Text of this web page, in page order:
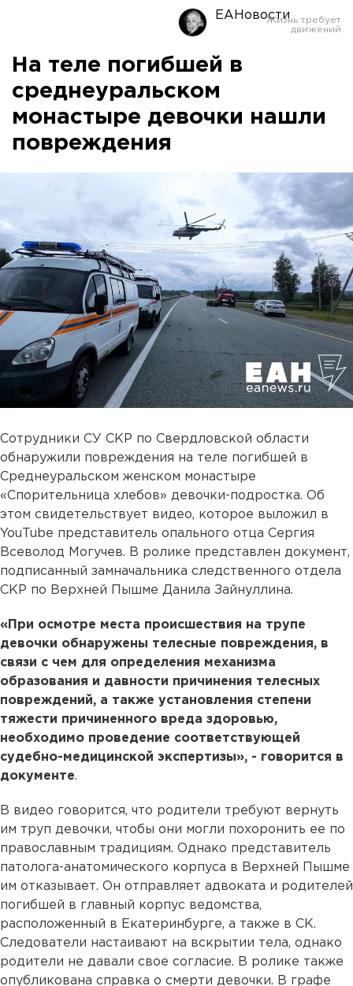
ЕАНовости
На теле погибшей в
среднеуральском
монастыре девочки нашли
повреждения
Сотрудники СУ СКР по Свердловской области
обнаружили повреждения на теле погибшей в
Среднеуральском женском монастыре
«Спорительница хлебов» девочки-подростка. Об
этом свидетельствует видео, которое выложил в
YouTube представитель опального отца Сергия
Всеволод Могучев. В ролике представлен документ,
подписанный замначальника следственного отдела
СКР по Верхней Пышме Данила Зайнуллина.
«При осмотре места происшествия на трупе
девочки обнаружены телесные повреждения, в
связи с чем для определения механизма
образования и давности причинения телесных
повреждений, а также установления степени
тяжести причиненного вреда здоровью,
необходимо проведение соответствующей
судебно-медицинской экспертизы», - говорится в
документе.
В видео говорится, что родители требуют вернуть
им труп девочки, чтобы они могли похоронить ее по
православным традициям. Однако представитель
патолога-анатомического корпуса в Верхней Пышме
им отказывает. Он отправляет адвоката и родителей
погибшей в главный корпус ведомства,
расположенный в Екатеринбурге, а также в СК.
Следователи настаивают на вскрытии тела, однако
родители не давали свое согласие. В ролике также
опубликована справка о смерти девочки. В графе